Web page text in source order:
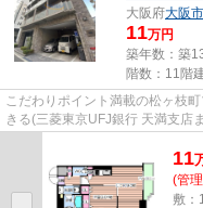
大阪府大阪
11万円
築年数：築
階数：11階
こだわりポイント満載の松ヶ枝
きる(三菱東京UFJ銀行 天満支店
11
(管
敷：